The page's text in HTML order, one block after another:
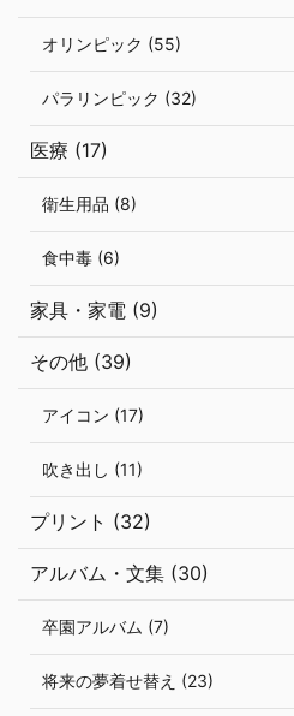
オリンピック (55)
パラリンピック (32)
医療 (17)
衛生用品 (8)
食中毒 (6)
家具・家電 (9)
その他 (39)
アイコン (17)
吹き出し (11)
プリント (32)
アルバム・文集 (30)
卒園アルバム (7)
将来の夢着せ替え (23)